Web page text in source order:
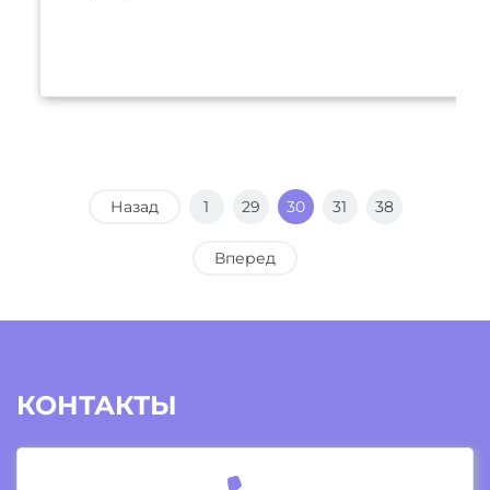
Назад 1 29 30 31 38
Вперед
КОНТАКТЫ